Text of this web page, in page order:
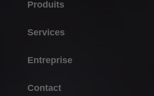
Produits
Systèmes de portes relevables
Systèmes box
Services
Achat & commande
Entreprise
Contact